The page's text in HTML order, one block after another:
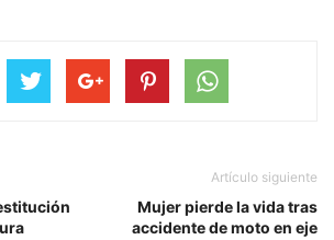
Artículo siguiente
Mujer pierde la vida tras
accidente de moto en eje